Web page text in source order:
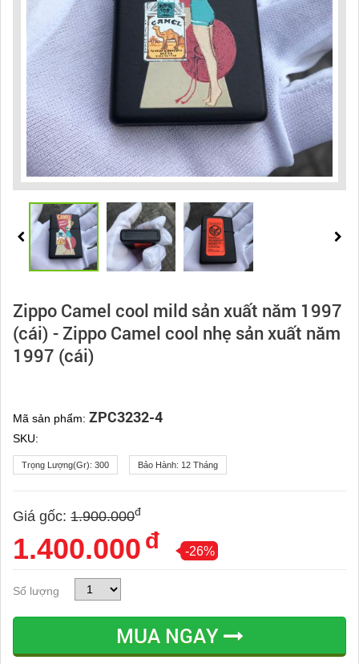
Zippo Camel cool mild sản xuất năm 1997
(cái) - Zippo Camel cool nhẹ sản xuất năm
1997 (cái)
Mã sản phẩm: ZPC3232-4
SKU:
Trọng Lượng(gr): 300 Bảo Hành: 12 Tháng
Giá gốc: 1.900.000đ
1.400.000 đ -26%
Số lượng
MUA NGAY